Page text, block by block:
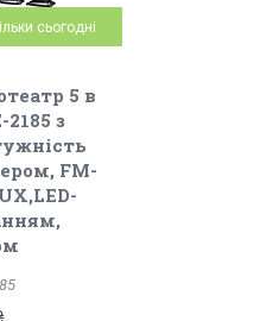
сьогодні
5 в
2185 з
FM-